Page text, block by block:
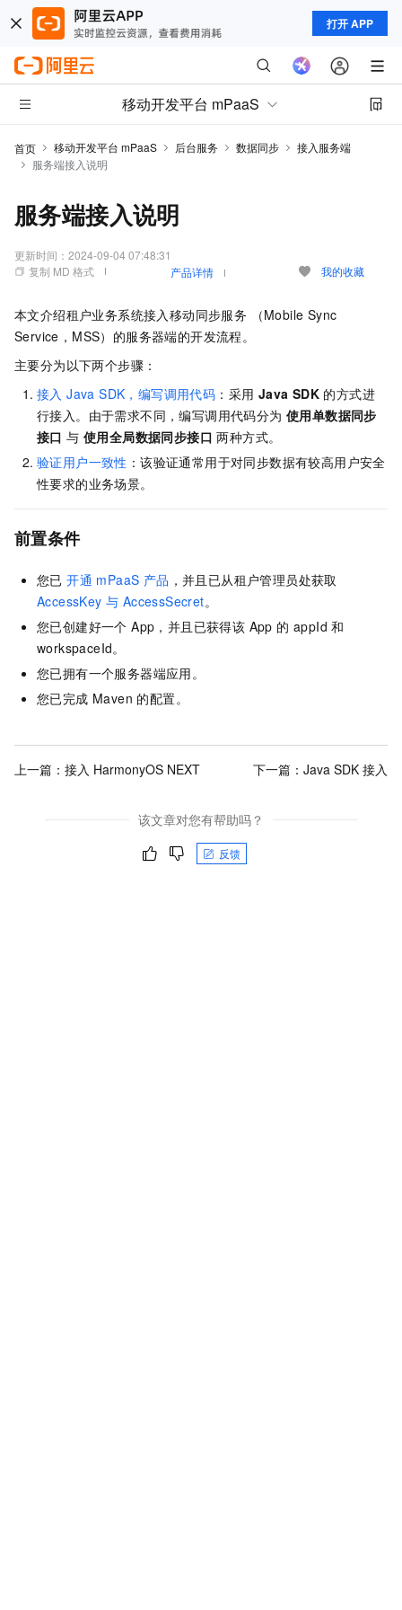
打开 APP
移动开发平台 mPaaS
首页 移动开发平台 mPaaS 后台服务 数据同步
接入服务端
服务端接入说明
服务端接入说明
更新时间： 2024-09-04 07:48:31
复制 MD 格式
产品详情 我的收藏
本文介绍租户业务系统接入移动同步服务 （Mobile Sync
Service，MSS）的服务器端的开发流程。
主要分为以下两个步骤：
接入 Java SDK，编写调用代码 ：采用 Java SDK 的方式进
行接入。由于需求不同，编写调用代码分为 使用单数据同步
接口 与使用全局数据同步接口 两种方式。
验证用户一致性 ：该验证通常用于对同步数据有较高用户安全
性要求的业务场景。
前置条件
您已开通 mPaaS 产品 ，并且已从租户管理员处获取
AccessKey 与 AccessSecret。
您已创建好一个 App，并且已获得该 App 的 appId 和
workspaceId。
您已拥有一个服务器端应用。
您已完成 Maven 的配置。
上一篇： 接入 HarmonyOS NEXT 下一篇： Java SDK 接入
该文章对您有帮助吗？
反馈